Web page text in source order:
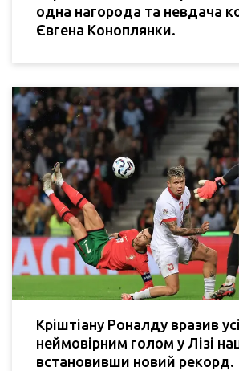
одна нагорода та невдача
Євгена Коноплянки.
Кріштіану Роналду вразив
неймовірним голом у Лізі
встановивши новий рекорд.